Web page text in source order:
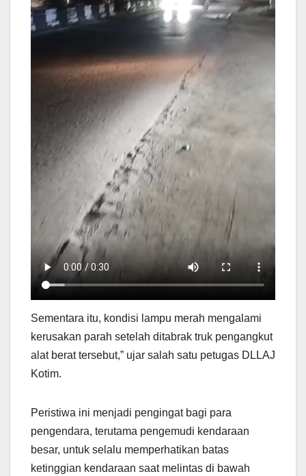
Sementara itu, kondisi lampu merah mengalami
kerusakan parah setelah ditabrak truk pengangkut
alat berat tersebut,” ujar salah satu petugas DLLAJ
Kotim.
Peristiwa ini menjadi pengingat bagi para
pengendara, terutama pengemudi kendaraan
besar, untuk selalu memperhatikan batas
ketinggian kendaraan saat melintas di bawah